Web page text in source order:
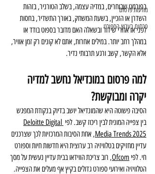
מודעות פרסום
פרסום בערוץ הספורט
בפורמט שבוחרים, במדיה עצמה, בשלב הטורניר, בזהות
השדרן או הזכיין, בשעת המשחק, באורך התשדיר, בחסות
לפני או אחרי שידור ובשאלה האם מדובר בספוט בודד או
במהלך רחב יותר. במילים אחרות, אתם לא קונים רק זמן אוויר,
אלא הקשר, קשב ורגע תרבותי נדיר.
למה פרסום במונדיאל נחשב למדיה
יקרה ומבוקשת?
הסיבה פשוטה היא שהמונדיאל יושב בדיוק בנקודת המפגש
בין צפייה המונית לבין ריכוז קשב. לפי Deloitte Digital
Media Trends 2025, אחת הסיבות המרכזיות לכך שצרכנים
עדיין מחזיקים בטלוויזיה רב ערוצית היא חדשות חיות וספורט
חי. לפי Ofcom, רוב צריכת הווידאו בבית עדיין נעשית על מסך
הטלוויזיה ואירועי ספורט גדולים בקיץ אף מעלים את הצפייה.